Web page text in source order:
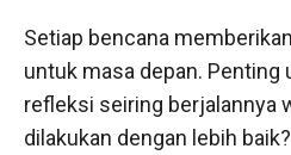
Setiap bencana
untuk masa depan. Penting
refleksi seiring berjalannya
dilakukan dengan lebih